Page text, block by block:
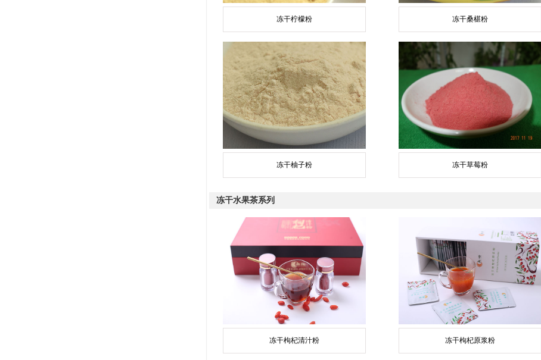
冻干柠檬粉 冻干桑椹粉
冻干柚子粉 冻干草莓粉
冻干水果茶系列
冻干枸杞清汁粉 冻干枸杞原浆粉